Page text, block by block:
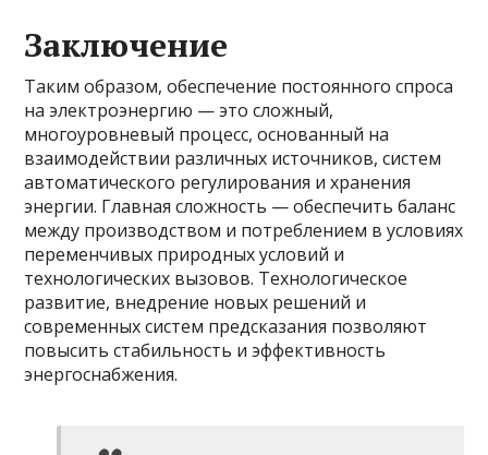
Заключение
Таким образом, обеспечение постоянного спроса
на электроэнергию — это сложный,
многоуровневый процесс, основанный на
взаимодействии различных источников, систем
автоматического регулирования и хранения
энергии. Главная сложность — обеспечить баланс
между производством и потреблением в условиях
переменчивых природных условий и
технологических вызовов. Технологическое
развитие, внедрение новых решений и
современных систем предсказания позволяют
повысить стабильность и эффективность
энергоснабжения.